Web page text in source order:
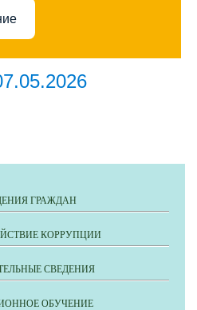
ГРАЖДАН
КОРРУПЦИИ
СВЕДЕНИЯ
ОБУЧЕНИЕ